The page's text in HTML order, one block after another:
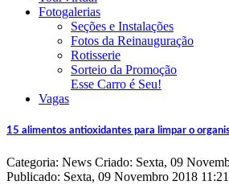
Fotogalerias
Seções e Instalações
Fotos da Reinauguração
Rotisserie
Sorteio da Promoção
Esse Carro é Seu!
Vagas
15 alimentos antioxidantes para limpar o
Categoria: News Criado: Sexta, 09
Publicado: Sexta, 09 Novembro 2018 11:21